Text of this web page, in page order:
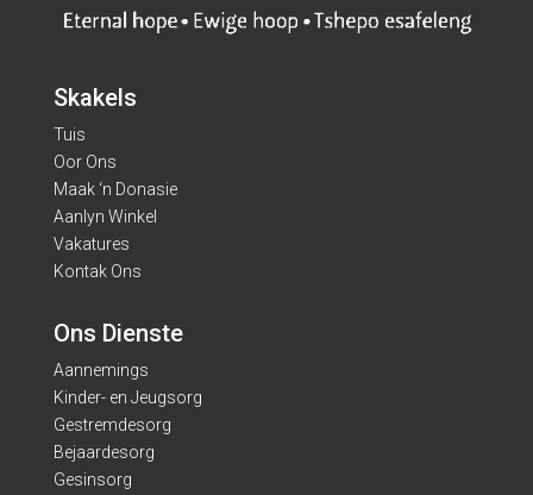
Skakels
Tuis
Oor Ons
Maak ‘n Donasie
Aanlyn Winkel
Vakatures
Kontak Ons
Ons Dienste
Aannemings
Kinder- en Jeugsorg
Gestremdesorg
Bejaardesorg
Gesinsorg